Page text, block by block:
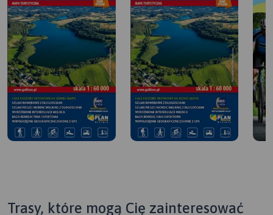
Trasy, które mogą Cię zainteresować